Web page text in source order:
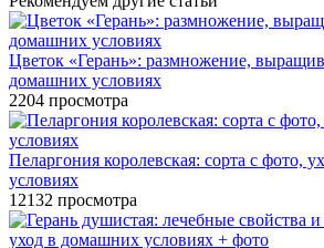
Цветок «Герань»: размножение,
домашних условиях
2204 просмотра
Пеларгония королевская: сорта с фото,
условиях
12132 просмотра